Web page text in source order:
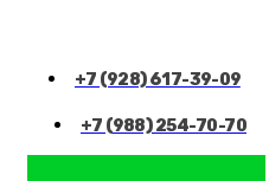
+7 (928) 617-39-09
+7 (988) 254-70-70